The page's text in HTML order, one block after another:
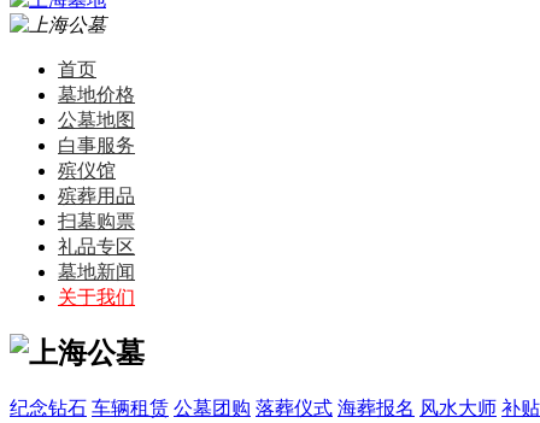
首页
墓地价格
公墓地图
白事服务
殡仪馆
殡葬用品
扫墓购票
礼品专区
墓地新闻
关于我们
纪念钻石 车辆租赁 公墓团购 落葬仪式 海葬报名 风水大师 补